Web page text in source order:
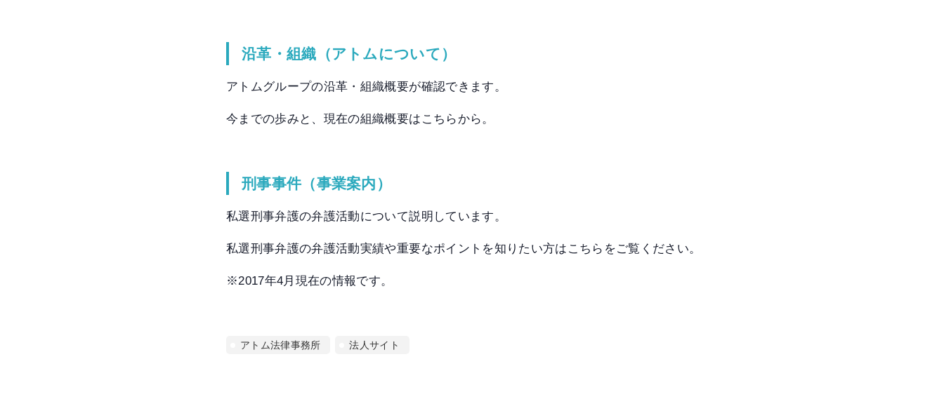
沿革・組織（アトムについて）
アトムグループの沿革・組織概要が確認できます。
今までの歩みと、現在の組織概要はこちらから。
刑事事件（事業案内）
私選刑事弁護の弁護活動について説明しています。
私選刑事弁護の弁護活動実績や重要なポイントを知りたい方はこちらをご覧ください。
※2017年4月現在の情報です。
アトム法律事務所 法人サイト